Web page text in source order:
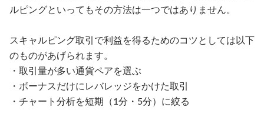
ルピングといってもその方法は一つではありません。
スキャルピング取引で利益を得るためのコツとしては以下
のものがあげられます。
・取引量が多い通貨ペアを選ぶ
・ボーナスだけにレバレッジをかけた取引
・チャート分析を短期（1分・5分）に絞る